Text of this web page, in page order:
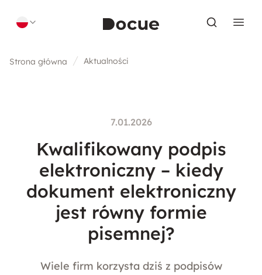
Strona główna Aktualności
7.01.2026
Kwalifikowany podpis
elektroniczny – kiedy
dokument elektroniczny
jest równy formie
pisemnej?
Wiele firm korzysta dziś z podpisów